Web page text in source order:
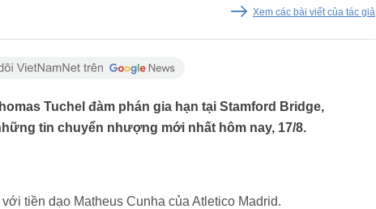
Xem các bài viết của tác giả
Tuchel đàm phán gia hạn tại Stamford Bridge,
tin chuyển nhượng mới nhất hôm nay, 17/8.
tiền dạo Matheus Cunha của Atletico Madrid.